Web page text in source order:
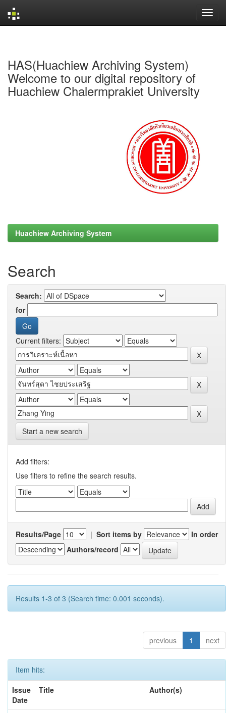
HAS(Huachiew Archiving System)
Welcome to our digital repository of
Huachiew Chalermprakiet University
Huachiew Archiving System
Search
Search:
for
Current filters:
Start a new search
Add filters:
Use filters to refine the search results.
Results/Page | Sort items by
In order
Authors/record
Results 1-3 of 3 (Search time: 0.001 seconds).
previous 1 next
Item hits:
Issue
Date
Title Author(s)